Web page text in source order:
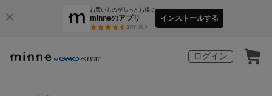
お買いものがもっとお得に
minneのアプリ
3万件以上
インストールする
ログイン